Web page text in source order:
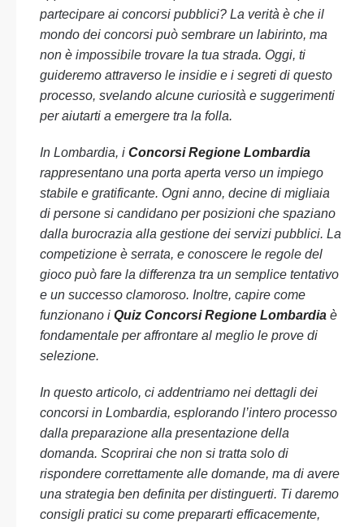
partecipare ai concorsi pubblici? La verità è che il
mondo dei concorsi può sembrare un labirinto, ma
non è impossibile trovare la tua strada. Oggi, ti
guideremo attraverso le insidie e i segreti di questo
processo, svelando alcune curiosità e suggerimenti
per aiutarti a emergere tra la folla.
In Lombardia, i Concorsi Regione Lombardia
rappresentano una porta aperta verso un impiego
stabile e gratificante. Ogni anno, decine di migliaia
di persone si candidano per posizioni che spaziano
dalla burocrazia alla gestione dei servizi pubblici. La
competizione è serrata, e conoscere le regole del
gioco può fare la differenza tra un semplice tentativo
e un successo clamoroso. Inoltre, capire come
funzionano i Quiz Concorsi Regione Lombardia è
fondamentale per affrontare al meglio le prove di
selezione.
In questo articolo, ci addentriamo nei dettagli dei
concorsi in Lombardia, esplorando l’intero processo
dalla preparazione alla presentazione della
domanda. Scoprirai che non si tratta solo di
rispondere correttamente alle domande, ma di avere
una strategia ben definita per distinguerti. Ti daremo
consigli pratici su come prepararti efficacemente,